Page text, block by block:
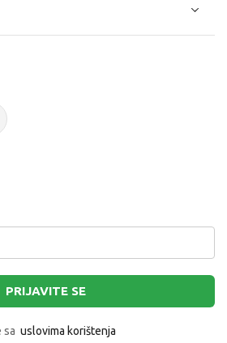
PRIJAVITE SE
sa uslovima korištenja